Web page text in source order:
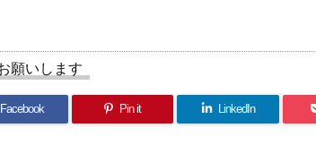
願いします
Facebook Pin it LinkedIn